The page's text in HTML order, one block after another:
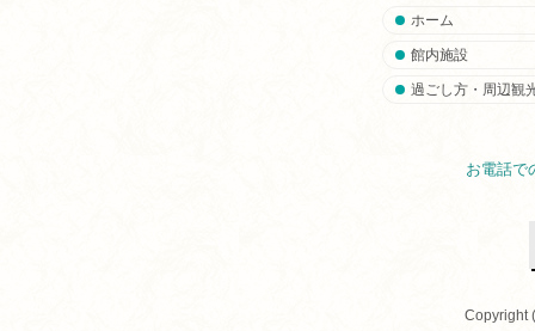
ホーム
館内施設
過ごし方・周辺観
お電話で
Copyright